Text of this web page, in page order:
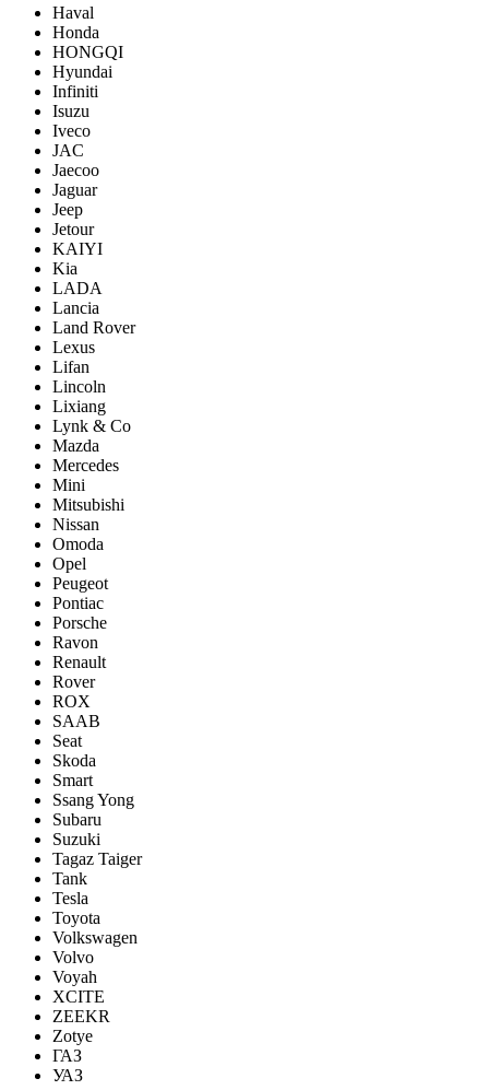
Haval
Honda
HONGQI
Hyundai
Infiniti
Isuzu
Iveco
JAC
Jaecoo
Jaguar
Jeep
Jetour
KAIYI
Kia
LADA
Lancia
Land Rover
Lexus
Lifan
Lincoln
Lixiang
Lynk & Co
Mazda
Mercedes
Mini
Mitsubishi
Nissan
Omoda
Opel
Peugeot
Pontiac
Porsсhe
Ravon
Renault
Rover
ROX
SAAB
Seat
Skoda
Smart
Ssang Yong
Subaru
Suzuki
Tagaz Taiger
Tank
Tesla
Toyota
Volkswagen
Volvo
Voyah
XCITE
ZEEKR
Zotye
ГАЗ
УАЗ